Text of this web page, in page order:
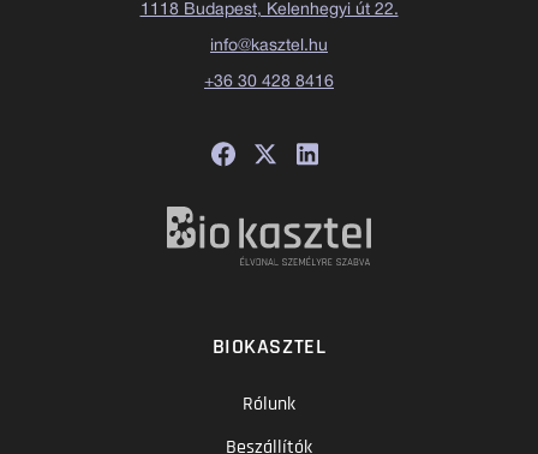
1118 Budapest, Kelenhegyi út 22.
info@kasztel.hu
+36 30 428 8416
BIOKASZTEL
Rólunk
Beszállítók